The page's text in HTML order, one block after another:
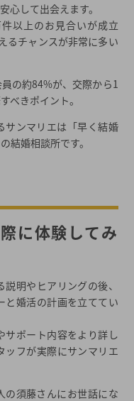
心して出会えます。
以上のお見合いが成立
るチャンスが非常に多い
の約84%が、交際から1
べきポイント。
サンマリエは「早く結婚
結婚相談所です。
に体験してみ
明やヒアリングの後、
と婚活の計画を立ててい
サポート内容をより詳し
ッフが実際にサンマリエ
の須藤さんにお世話にな